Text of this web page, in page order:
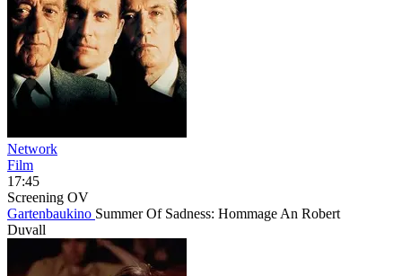
Network
Film
17:45
Screening OV
Gartenbaukino Summer Of Sadness: Hommage An Robert
Duvall